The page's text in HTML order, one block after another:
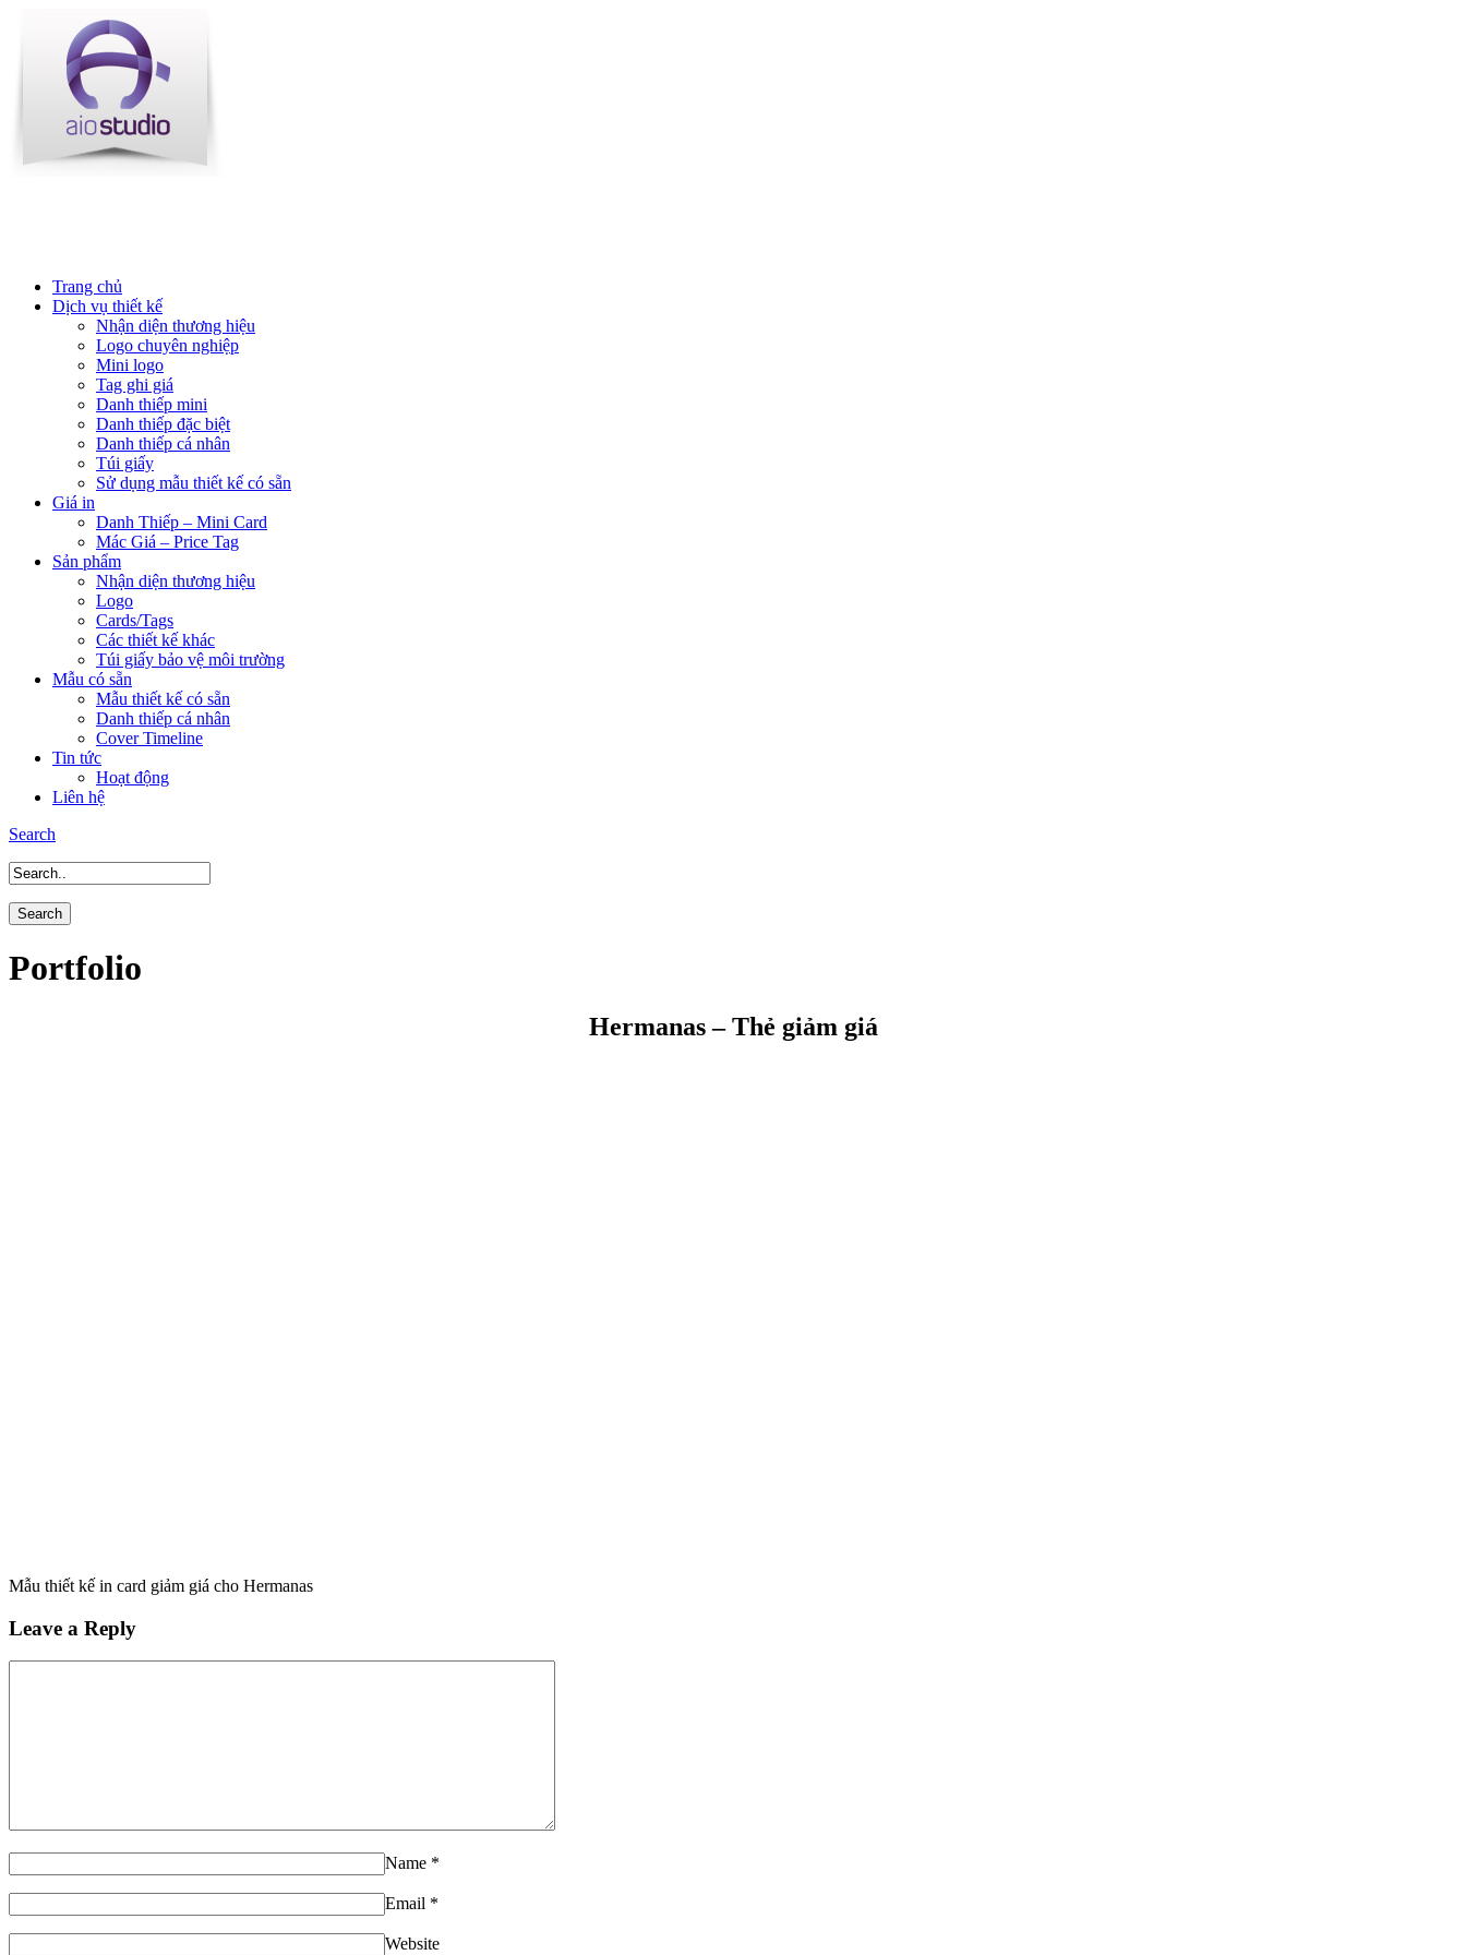
Trang chủ
Dịch vụ thiết kế
Nhận diện thương hiệu
Logo chuyên nghiệp
Mini logo
Tag ghi giá
Danh thiếp mini
Danh thiếp đặc biệt
Danh thiếp cá nhân
Túi giấy
Sử dụng mẫu thiết kế có sẵn
Giá in
Danh Thiếp – Mini Card
Mác Giá – Price Tag
Sản phẩm
Nhận diện thương hiệu
Logo
Cards/Tags
Các thiết kế khác
Túi giấy bảo vệ môi trường
Mẫu có sẵn
Mẫu thiết kế có sẵn
Danh thiếp cá nhân
Cover Timeline
Tin tức
Hoạt động
Liên hệ
Search
Portfolio
Hermanas – Thẻ giảm giá
Mẫu thiết kế in card giảm giá cho Hermanas
Leave a Reply
Name *
Email *
Website